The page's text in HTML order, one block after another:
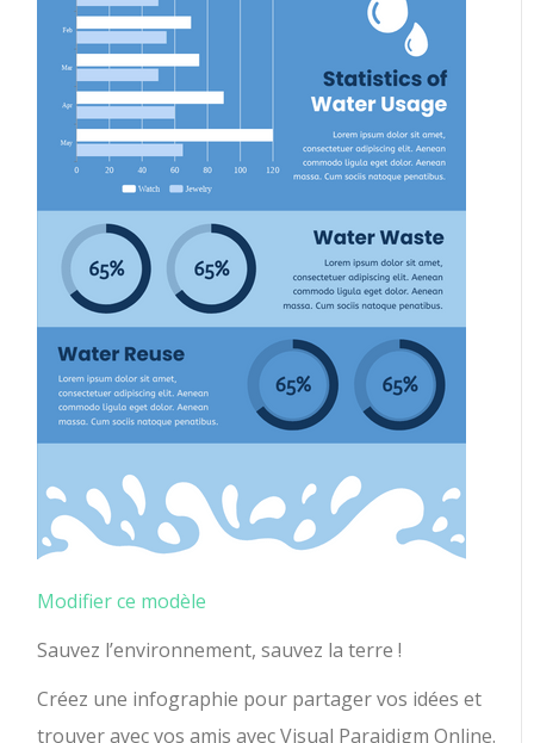
Modifier ce modèle
Sauvez l’environnement, sauvez la terre !
Créez une infographie pour partager vos idées et
trouver avec vos amis avec Visual Paraidigm Online.